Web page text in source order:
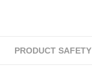
PRODUCT SAFETY